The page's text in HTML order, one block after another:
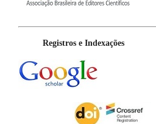
Registros e Indexações